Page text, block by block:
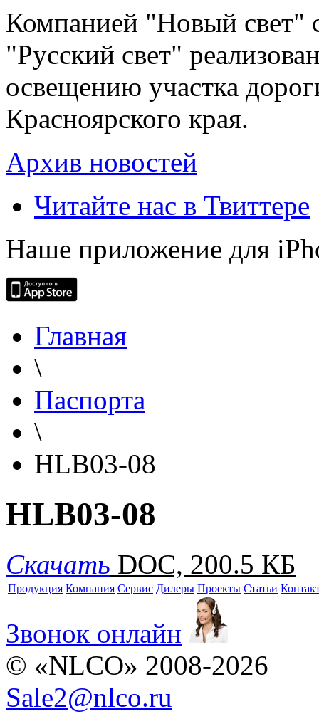
Компанией "Новый свет"
"Русский свет"
освещению участка
Красноярского края.
Архив новостей
Читайте нас в Твиттере
Наше приложение для
Главная
\
Паспорта
\
HLB03-08
HLB03-08
Скачать DOC, 200.5 КБ
Продукция Компания Сервис Дилеры Проекты Статьи
Звонок онлайн
© «NLCO» 2008-2026
Sale2@nlco.ru